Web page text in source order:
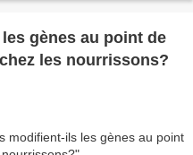
gènes au point de
les nourrissons?